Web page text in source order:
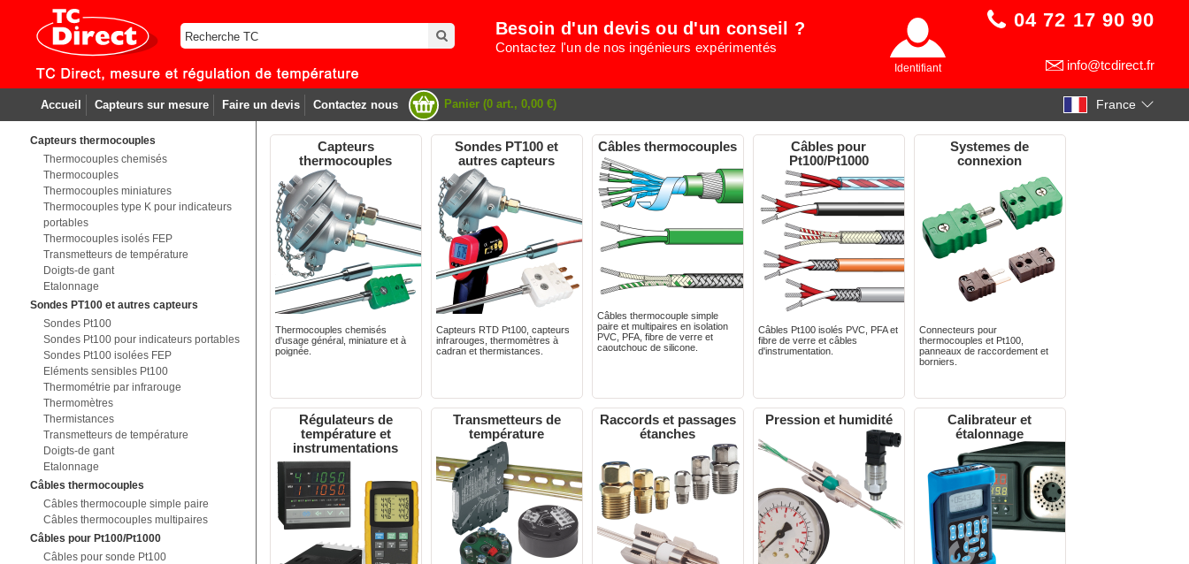
France
04 72 17 90 90
info@tcdirect.fr
Identifiant
Besoin d'un devis ou d'un conseil ?
Contactez l'un de nos ingénieurs expérimentés
Accueil Capteurs sur mesure Faire un devis Contactez nous Panier (0 art., 0,00 €)
Capteurs thermocouples
Thermocouples chemisés
Thermocouples
Thermocouples miniatures
Thermocouples type K pour indicateurs
portables
Thermocouples isolés FEP
Transmetteurs de température
Doigts-de gant
Etalonnage
Sondes PT100 et autres capteurs
Sondes Pt100
Sondes Pt100 pour indicateurs portables
Sondes Pt100 isolées FEP
Eléments sensibles Pt100
Thermométrie par infrarouge
Thermomètres
Thermistances
Transmetteurs de température
Doigts-de gant
Etalonnage
Câbles thermocouples
Câbles thermocouple simple paire
Câbles thermocouples multipaires
Câbles pour Pt100/Pt1000
Câbles pour sonde Pt100
Capteurs
thermocouples
Thermocouples chemisés
d'usage général, miniature et à
poignée.
Sondes PT100 et
autres capteurs
Capteurs RTD Pt100, capteurs
infrarouges, thermomètres à
cadran et thermistances.
Câbles thermocouples
Câbles thermocouple simple
paire et multipaires en isolation
PVC, PFA, fibre de verre et
caoutchouc de silicone.
Câbles pour
Pt100/Pt1000
Câbles Pt100 isolés PVC, PFA et
fibre de verre et câbles
d'instrumentation.
Systemes de
connexion
Connecteurs pour
thermocouples et Pt100,
panneaux de raccordement et
borniers.
Régulateurs de
température et
instrumentations
Transmetteurs de
température
Raccords et passages
étanches
Pression et humidité
Calibrateur et
étalonnage